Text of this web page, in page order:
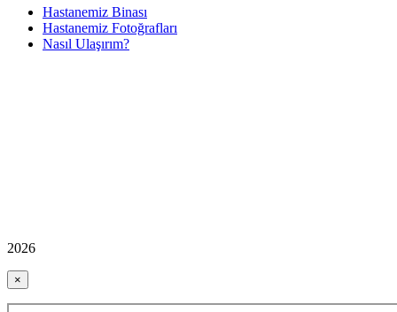
Hastanemiz Binası
Hastanemiz Fotoğrafları
Nasıl Ulaşırım?
2026
×